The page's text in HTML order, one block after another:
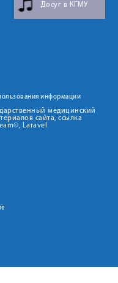
Досуг в КГМУ
информации
медицинский
сайта, ссылка
Laravel